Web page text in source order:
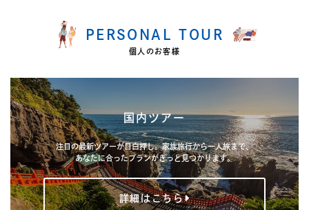
PERSONAL TOUR
個人のお客様
国内ツアー
注目の最新ツアーが目白押し。家族旅行から一人旅まで、
あなたに合ったプランがきっと見つかります。
詳細はこちら